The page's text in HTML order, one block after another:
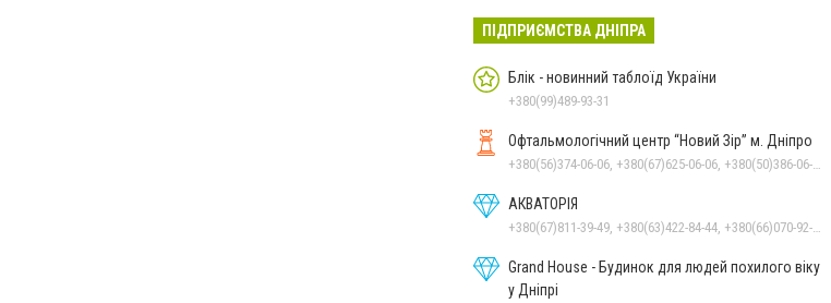
ПІДПРИЄМСТВА ДНІПРА
Блік - новинний таблоїд України
+380(99)489-93-31
Офтальмологічний центр “Новий Зір” м. Дніпро
АКВАТОРІЯ
Grand House - Будинок для людей похилого віку
у Дніпрі